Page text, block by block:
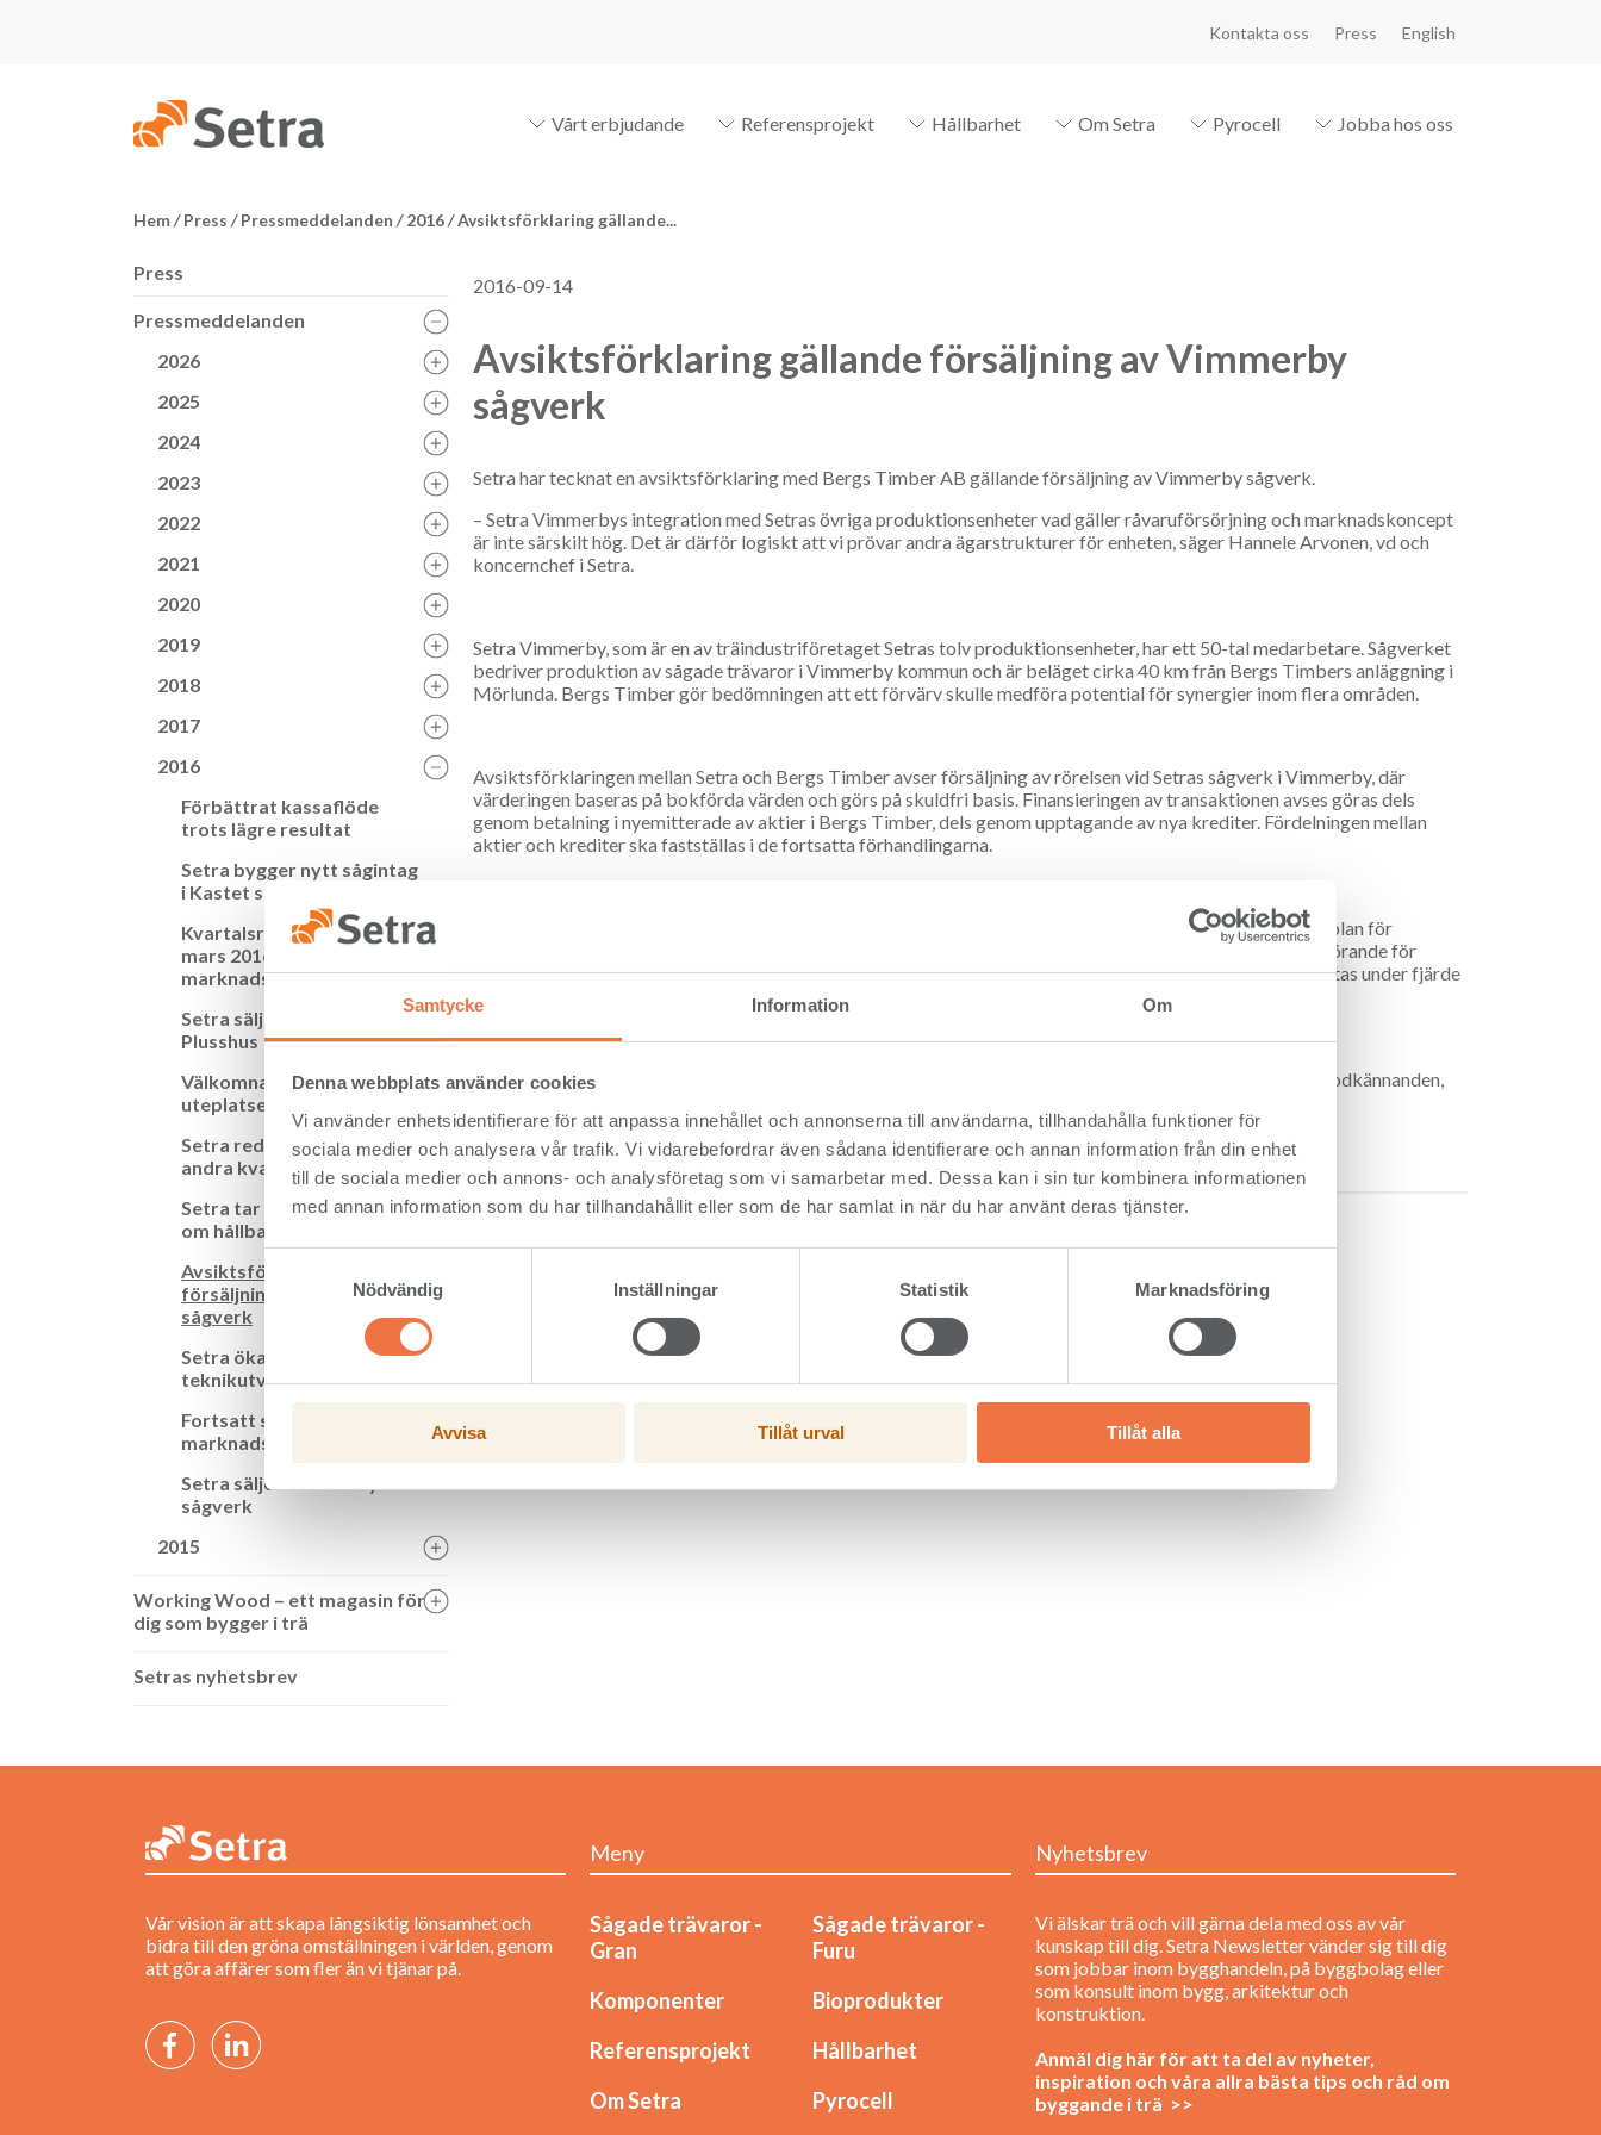
Samtycke Information Om
Denna webbplats använder cookies
Vi använder enhetsidentifierare för att anpassa innehållet och annonserna till användarna, tillhandahålla funktioner för
sociala medier och analysera vår trafik. Vi vidarebefordrar även sådana identifierare och annan information från din enhet
till de sociala medier och annons- och analysföretag som vi samarbetar med. Dessa kan i sin tur kombinera informationen
med annan information som du har tillhandahållit eller som de har samlat in när du har använt deras tjänster.
Samtyckesval
Nödvändig
Inställningar Statistik Marknadsföring
Avvisa Tillåt urval Tillåt alla
Kontakta oss Press English
Vårt erbjudande Referensprojekt Hållbarhet Om Setra Pyrocell Jobba hos oss
Hem/ Press / Pressmeddelanden / 2016/Avsiktsförklaring gällande...
Press
Pressmeddelanden
2026
2025
2024
2023
2022
2021
2020
2019
2018
2017
2016
Förbättrat kassaflöde
trots lägre resultat
Setra bygger nytt sågintag
i Kastet sågverk
Kvartalsrapport januari –
mars 2016: Förbättrad
marknadssituation
Setra säljer dotterbolaget
Plusshus
Välkomna polcirkeln till
uteplatsen
Setra redovisar starkt
andra kvartal
Setra tar ett samlat grepp
om hållbarhetsfrågorna
Avsiktsförklaring gällande
försäljning av Vimmerby
sågverk
Setra ökar fokus på
teknikutveckling
Fortsatt stabilt
marknadsläge
Setra säljer Vimmerby
sågverk
2015
Working Wood – ett magasin för
dig som bygger i trä
Setras nyhetsbrev
2016-09-14
Avsiktsförklaring gällande försäljning av Vimmerby
sågverk
Setra har tecknat en avsiktsförklaring med Bergs Timber AB gällande försäljning av Vimmerby sågverk.
– Setra Vimmerbys integration med Setras övriga produktionsenheter vad gäller råvaruförsörjning och marknadskoncept
är inte särskilt hög. Det är därför logiskt att vi prövar andra ägarstrukturer för enheten, säger Hannele Arvonen, vd och
koncernchef i Setra.
Setra Vimmerby, som är en av träindustriföretaget Setras tolv produktionsenheter, har ett 50-tal medarbetare. Sågverket
bedriver produktion av sågade trävaror i Vimmerby kommun och är beläget cirka 40 km från Bergs Timbers anläggning i
Mörlunda. Bergs Timber gör bedömningen att ett förvärv skulle medföra potential för synergier inom flera områden.
Avsiktsförklaringen mellan Setra och Bergs Timber avser försäljning av rörelsen vid Setras sågverk i Vimmerby, där
värderingen baseras på bokförda värden och görs på skuldfri basis. Finansieringen av transaktionen avses göras dels
genom betalning i nyemitterade av aktier i Bergs Timber, dels genom upptagande av nya krediter. Fördelningen mellan
aktier och krediter ska fastställas i de fortsatta förhandlingarna.
Parterna är överens om att som ett första steg i den fortsatta processen gemensamt arbeta fram en affärsplan för
integration av Setra Vimmerbys sågverksrörelse i Bergs Timbers verksamhet. Affärsplanen blir sedan avgörande för
beslut om transaktionen ska fortsätta eller avbrytas. Parterna bedömer att ett sådant beslut ska kunna fattas under fjärde
Utöver affärsplanen är försäljningen avhängigt genomförande av ”due diligence”, nödvändiga myndighetsgodkännanden,
Avsiktsförklaring gällande försäljning av Vimmerby sågverk
Vår vision är att skapa långsiktig lönsamhet och
bidra till den gröna omställningen i världen, genom
att göra affärer som fler än vi tjänar på.
Meny
Sågade trävaror -
Gran
Sågade trävaror -
Furu
Komponenter
Bioprodukter
Referensprojekt
Hållbarhet
Om Setra
Pyrocell
Nyhetsbrev
Vi älskar trä och vill gärna dela med oss av vår
kunskap till dig. Setra Newsletter vänder sig till dig
som jobbar inom bygghandeln, på byggbolag eller
som konsult inom bygg, arkitektur och
konstruktion.
Anmäl dig här för att ta del av nyheter,
inspiration och våra allra bästa tips och råd om
byggande i trä >>